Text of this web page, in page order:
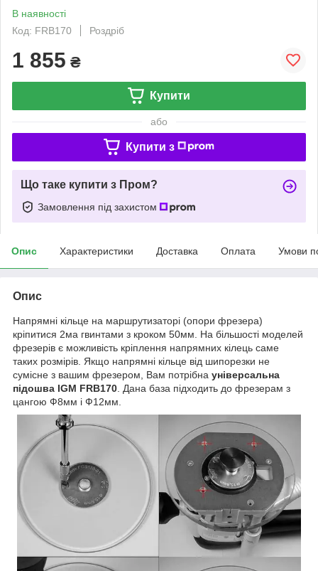
В наявності
Код: FRB170
Роздріб
1 855 ₴
Купити
або
Купити з
Що таке купити з Пром?
Замовлення під захистом
Опис Характеристики Доставка Оплата Умови
Опис
Напрямні кільце на маршрутизаторі (опори фрезера)
кріпитися 2ма гвинтами з кроком 50мм. На більшості моделей
фрезерів є можливість кріплення напрямних кілець саме
таких розмірів. Якщо напрямні кільце від шипорезки не
сумісне з вашим фрезером, Вам потрібна універсальна
підошва IGM FRB170 . Дана база підходить до фрезерам з
цангою Ф8мм і Ф12мм.